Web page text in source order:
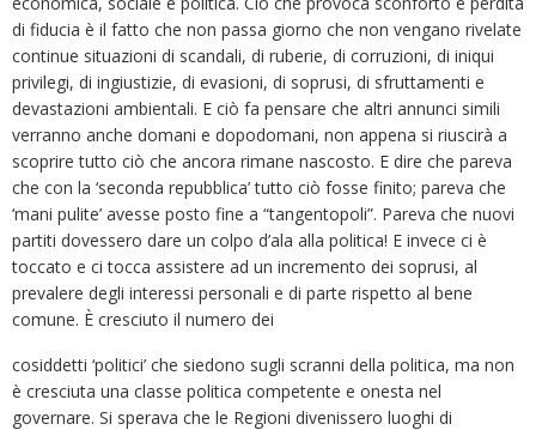
di fiducia è il fatto che non passa giorno che non vengano rivelate
continue situazioni di scandali, di ruberie, di corruzioni, di iniqui
privilegi, di ingiustizie, di evasioni, di soprusi, di sfruttamenti e
devastazioni ambientali. E ciò fa pensare che altri annunci simili
verranno anche domani e dopodomani, non appena si riuscirà a
scoprire tutto ciò che ancora rimane nascosto. E dire che pareva
che con la ‘seconda repubblica’ tutto ciò fosse finito; pareva che
‘mani pulite’ avesse posto fine a “tangentopoli”. Pareva che nuovi
partiti dovessero dare un colpo d’ala alla politica! E invece ci è
toccato e ci tocca assistere ad un incremento dei soprusi, al
prevalere degli interessi personali e di parte rispetto al bene
comune. È cresciuto il numero dei
cosiddetti ‘politici’ che siedono sugli scranni della politica, ma non
è cresciuta una classe politica competente e onesta nel
governare. Si sperava che le Regioni divenissero luoghi di